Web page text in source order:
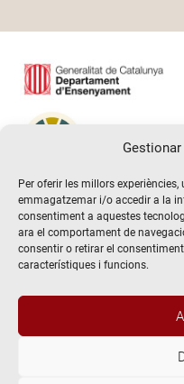
Per oferir les millors
emmagatzemar i/o accedir a la
consentiment a aquestes
ara el comportament de
consentir o retirar el
característiques i funcions.
@2026 Escola de teatre El